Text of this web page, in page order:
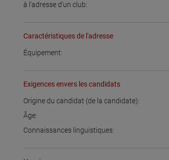
à l'adresse d'un club:
Caractéristiques de l'adresse
Équipement:
Exigences envers les candidats
Origine du candidat (de la candidate):
Âge:
Connaissances linguistiques: